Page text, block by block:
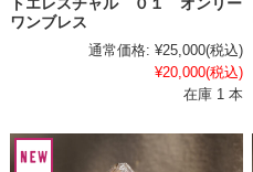
トエレスチャル ０１ オンリー
ワンブレス
通常価格: ¥25,000(税込)
¥20,000(税込)
在庫 1 本